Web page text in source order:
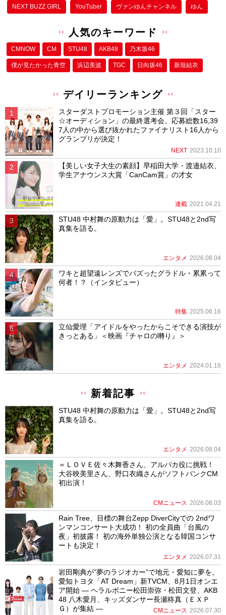
NEXT BUZZ GIRL YouTuber ヴァンゆんチャンネル ゆん
人気のキーワード
CMNOW CM STU48 AKB48 乃木坂46
僕が⾒たかった⻘空 浜辺美波 TGC 日向坂46 新垣結衣
デイリーランキング
スターダストプロモーション主催 第３回「スター
☆オーディション」の最終選考会。応募総数16,39
7人の中から選び抜かれたファイナリスト16人から
グランプリが決定！
NEXT 2023.10.10
【美しい女子大生の素顔】早稲田大学・渡邉結衣、
学生アナウンス大賞「CanCam賞」の才女
連載 2021.04.21
STU48 中村舞の原動力は「愛」。STU48と2nd写
真集を語る。
エンタメ 2026.08.04
ワキと超望遠レンズでバズったグラドル・累累って
何者！？（インタビュー）
特集 2025.06.16
立仙愛理「アイドルをやったからこそできる演技が
きっとある」＜映画『チャロの囀り』＞
エンタメ 2024.01.16
新着記事
STU48 中村舞の原動力は「愛」。STU48と2nd写
真集を語る。
エンタメ 2026.08.04
＝ＬＯＶＥ佐々木舞香さん、アルパカ役に挑戦！
大谷映美里さん、野口衣織さんがソフトバンクCM
初出演！
CMニュース 2026.08.03
Rain Tree、目標の舞台Zepp DiverCityでの 2ndワ
ンマンコンサート大成功！ 初の全員曲「台風の
夜」初披露！ 初の海外単独公演となる韓国コンサ
ートも決定！
エンタメ 2026.07.31
岩田剛典が”夢のラジオカー”で地元・愛知に夢を。
愛知トヨタ「AT Dream」新TVCM、8月1日オンエ
ア開始 ― ヘラルボニー松田崇弥・松田文登、AKB
48 八木愛月、キッズダンサー長瀬柊真（ＥＸＰ
Ｇ）が集結 ―
CMニュース 2026.07.30